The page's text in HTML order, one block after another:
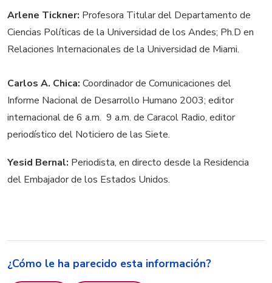
Arlene Tickner: Profesora Titular del Departamento de
Ciencias Políticas de la Universidad de los Andes; Ph.D en
Relaciones Internacionales de la Universidad de Miami.
Carlos A. Chica: Coordinador de Comunicaciones del
Informe Nacional de Desarrollo Humano 2003; editor
internacional de 6 a.m.  9 a.m. de Caracol Radio, editor
periodístico del Noticiero de las Siete.
Yesid Bernal: Periodista, en directo desde la Residencia
del Embajador de los Estados Unidos.
¿Cómo le ha parecido esta información?